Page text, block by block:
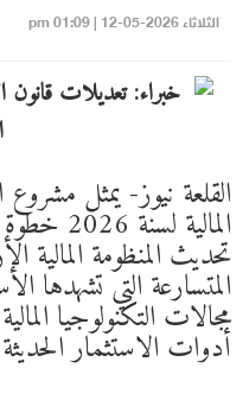
الثلاثاء 2026-05-12 | 01:09 pm
القلعة نيوز- يمثل مشروع
تحديث المنظومة المالية
المتسارعة التي تشهدها
مجالات التكنولوجيا
أدوات الاستثمار